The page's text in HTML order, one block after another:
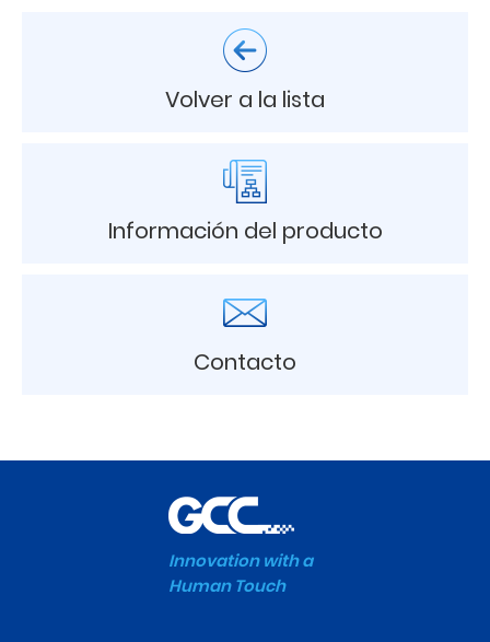
Volver a la lista
Información del producto
Contacto
Innovation with a
Human Touch